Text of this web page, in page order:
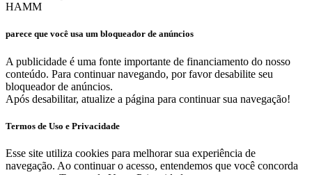
HAMM
parece que você usa um bloqueador de anúncios
A publicidade é uma fonte importante de financiamento do nosso
conteúdo. Para continuar navegando, por favor desabilite seu
bloqueador de anúncios.
Após desabilitar, atualize a página para continuar sua navegação!
Termos de Uso e Privacidade
Esse site utiliza cookies para melhorar sua experiência de
navegação. Ao continuar o acesso, entendemos que você concorda